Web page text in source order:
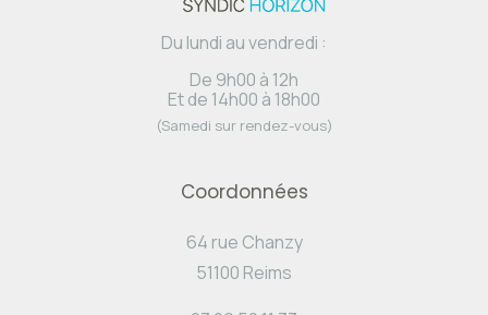
Du lundi au vendredi :
De 9h00 à 12h
Et de 14h00 à 18h00
(Samedi sur rendez-vous)
Coordonnées
64 rue Chanzy
51100 Reims